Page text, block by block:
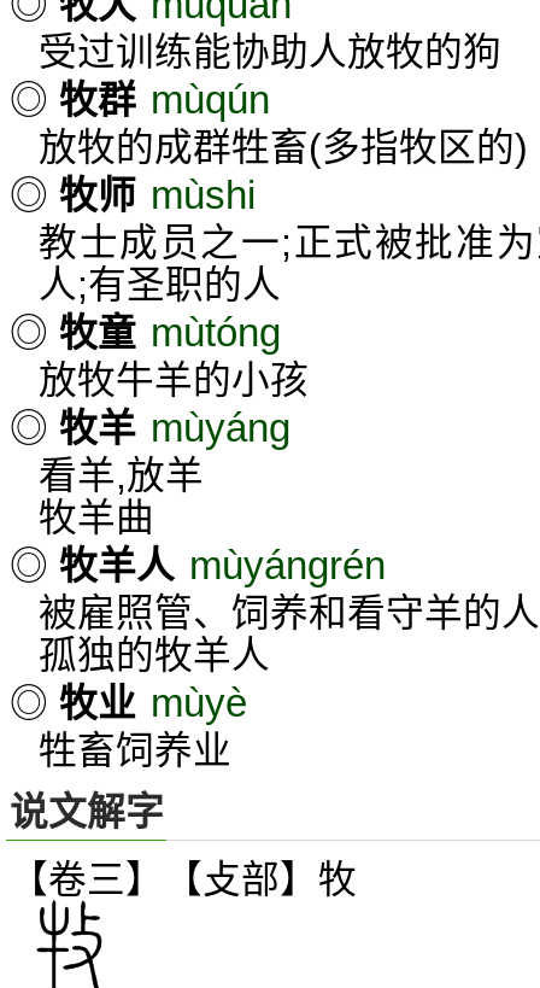
受过训练能协助人放牧的狗
◎ 牧群 mùqún
放牧的成群牲畜(多指牧区的)
◎ 牧师 mùshi
教士成员之一;正式被批准
人;有圣职的人
◎ 牧童 mùtóng
放牧牛羊的小孩
◎ 牧羊 mùyáng
看羊,放羊
牧羊曲
◎ 牧羊人 mùyángrén
被雇照管、饲养和看守羊的
孤独的牧羊人
◎ 牧业 mùyè
牲畜饲养业
说文解字
【卷三】【攴部】 牧